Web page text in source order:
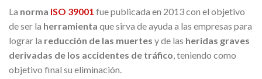
La norma ISO 39001 fue publicada en 2013 con el objetivo
de ser la herramienta que sirva de ayuda a las empresas para
lograr la reducción de las muertes y de las heridas graves
derivadas de los accidentes de tráfico, teniendo como
objetivo final su eliminación.